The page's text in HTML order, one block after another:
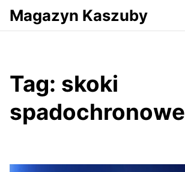
Przejdź do serwisu magazynkaszuby.pl
Magazyn Kaszuby
Tag: skoki
spadochronowe